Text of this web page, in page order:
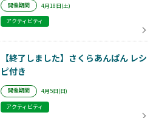
開催期間
4月18日(土)
アクティビティ
【終了しました】さくらあんぱん レシ
ピ付き
開催期間
4月5日(日)
アクティビティ